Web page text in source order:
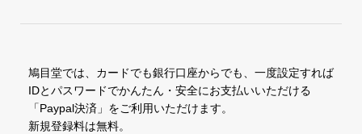
鳩目堂では、カードでも銀行口座からでも、一度設定すれば
IDとパスワードでかんたん・安全にお支払いいただける
「Paypal決済」をご利用いただけます。
新規登録料は無料。